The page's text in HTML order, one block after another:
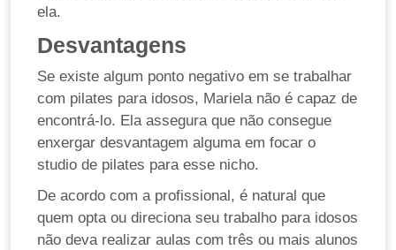
ela.
Desvantagens
Se existe algum ponto negativo em se trabalhar
com pilates para idosos, Mariela não é capaz de
encontrá-lo. Ela assegura que não consegue
enxergar desvantagem alguma em focar o
studio de pilates para esse nicho.
De acordo com a profissional, é natural que
quem opta ou direciona seu trabalho para idosos
não deva realizar aulas com três ou mais alunos